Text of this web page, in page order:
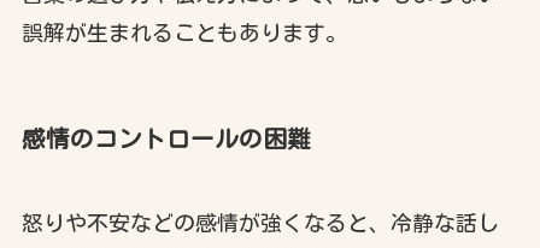
誤解が生まれることもあります。
感情のコントロールの 困難
怒りや不安などの感情が強くなると、冷静な話し